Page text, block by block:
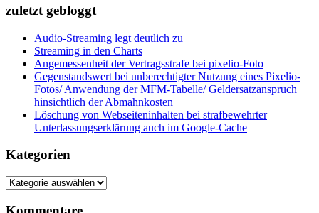
zuletzt gebloggt
Audio-Streaming legt deutlich zu
Streaming in den Charts
Angemessenheit der Vertragsstrafe bei pixelio-Foto
Gegenstandswert bei unberechtigter Nutzung eines Pixelio-
Fotos/ Anwendung der MFM-Tabelle/ Geldersatzanspruch
hinsichtlich der Abmahnkosten
Löschung von Webseiteninhalten bei strafbewehrter
Unterlassungserklärung auch im Google-Cache
Kategorien
Kategorien